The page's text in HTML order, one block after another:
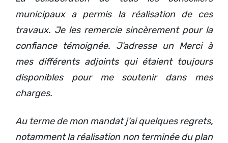
municipaux a permis la réalisation de ces
travaux. Je les remercie sincèrement pour la
confiance témoignée. J'adresse un Merci à
mes différents adjoints qui étaient toujours
disponibles pour me soutenir dans mes
charges.
Au terme de mon mandat j'ai quelques regrets,
notamment la réalisation non terminée du plan